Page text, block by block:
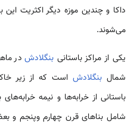
داکا و چندین موزه دیگر اکثریت
می‌شوند.
یکی از مراکز باستانیبنگلادش در
شمال بنگلادش است که از زیر
باستانی از خرابه‌ها و نیمه
شامل بناهای قرن چهارم وپنجم و